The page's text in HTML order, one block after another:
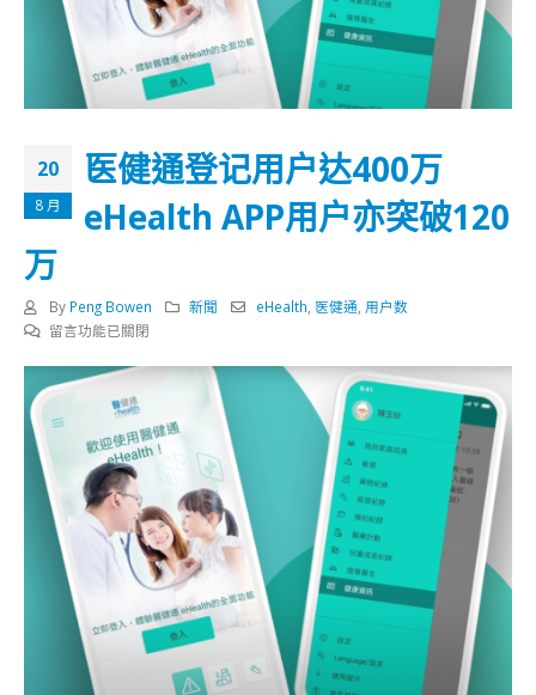
20
8 月
医健通登记用户达400万
eHealth APP用户亦突破120
万
By Peng Bowen 新聞 eHealth 医健通 用户数
在
通
登
记
用
户
达
400
eHealth
留言功能已關閉